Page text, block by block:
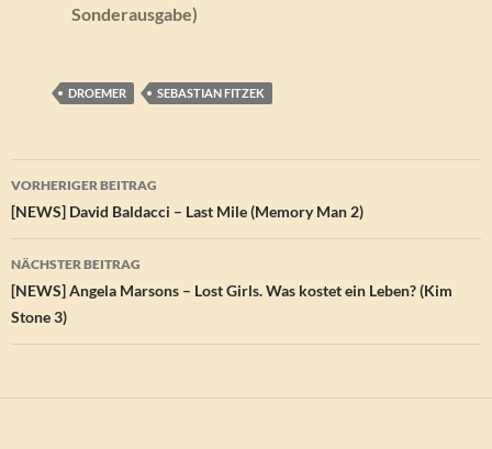
Sonderausgabe)
DROEMER SEBASTIAN FITZEK
Beitragsnavigation
VORHERIGER BEITRAG
[NEWS] David Baldacci – Last Mile (Memory Man 2)
NÄCHSTER BEITRAG
[NEWS] Angela Marsons – Lost Girls. Was kostet ein Leben? (Kim
Stone 3)